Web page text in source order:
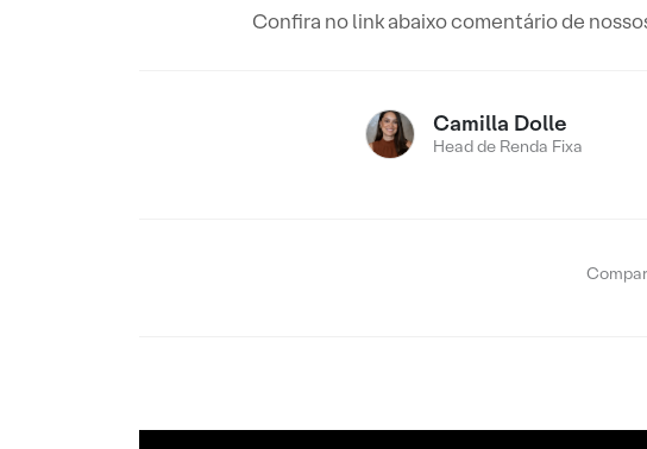
Confira no link abaixo comentário de
Camilla Dolle
Head de Renda Fixa